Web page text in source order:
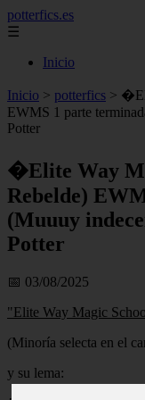
potterfics.es
☰
Inicio
Inicio > potterfics >
EWMS 1 parte
Potter
�Elite Way
Rebelde)
(Muuuy
Potter
📅 03/08/2025
"Elite Way Magic
(Minoría selecta en el
y su lema: